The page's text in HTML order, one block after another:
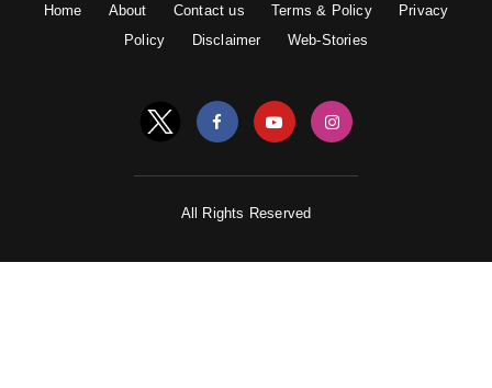
Home About Contact us Terms & Policy
Privacy
Policy
Disclaimer Web-Stories
All Rights Reserved